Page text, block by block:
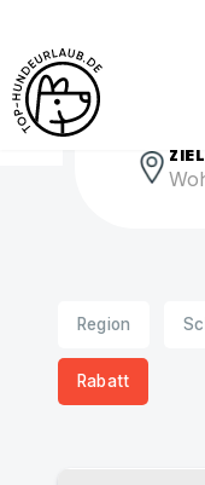
Region
Rabatt